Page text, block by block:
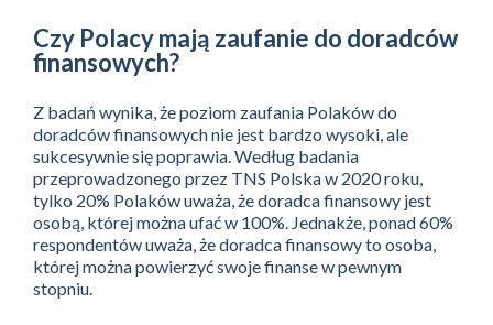
Czy Polacy mają zaufanie do doradców
finansowych?
Z badań wynika, że poziom zaufania Polaków do
doradców finansowych nie jest bardzo wysoki, ale
sukcesywnie się poprawia. Według badania
przeprowadzonego przez TNS Polska w 2020 roku,
tylko 20% Polaków uważa, że doradca finansowy jest
osobą, której można ufać w 100%. Jednakże, ponad 60%
respondentów uważa, że doradca finansowy to osoba,
której można powierzyć swoje finanse w pewnym
stopniu.